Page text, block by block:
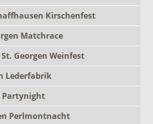
Kirschenfest
Matchrace
Georgen Weinfest
Lederfabrik
Partynight
Perlmontnacht